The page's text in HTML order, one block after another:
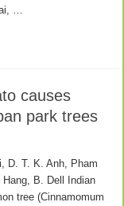
…
causes
park trees
D. T. K. Anh, Pham
B. Dell Indian
tree (Cinnamomum